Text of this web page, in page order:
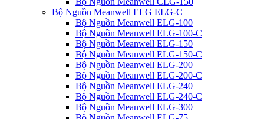
Bộ Nguồn Meanwell ELG ELG-C
Bộ Nguồn Meanwell ELG-100
Bộ Nguồn Meanwell ELG-100-C
Bộ Nguồn Meanwell ELG-150
Bộ Nguồn Meanwell ELG-150-C
Bộ Nguồn Meanwell ELG-200
Bộ Nguồn Meanwell ELG-200-C
Bộ Nguồn Meanwell ELG-240
Bộ Nguồn Meanwell ELG-240-C
Bộ Nguồn Meanwell ELG-300